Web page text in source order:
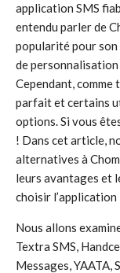
application SMS
entendu parler de
popularité pour
de
Cependant, comme
parfait et certains
options. Si vous
! Dans cet article,
alternatives à
leurs avantages et
choisir
Nous allons
Textra SMS,
Messages, YAATA,